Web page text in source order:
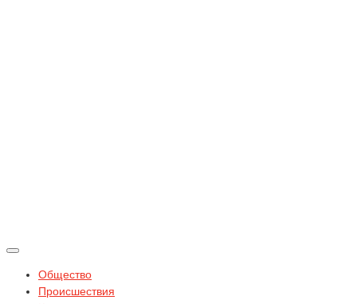
Общество
Происшествия